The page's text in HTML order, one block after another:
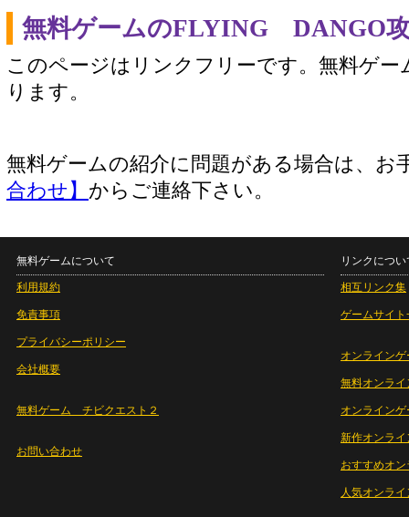
無料ゲームのFLYING DANGO
このページはリンクフリーです。無料ゲー
ります。
無料ゲームの紹介に問題がある場合は、お
合わせ】 からご連絡下さい。
無料ゲームについて
利用規約
免責事項
プライバシーポリシー
会社概要
無料ゲーム チビクエスト２
お問い合わせ
リンクについ
相互リンク集
ゲームサイト
オンラインゲ
無料オンライ
オンライン
新作オンライ
おすすめオ
人気オンラ